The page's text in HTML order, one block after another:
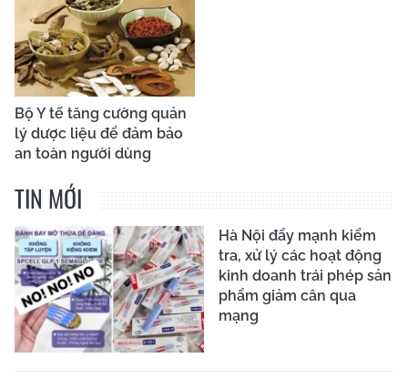
Bộ Y tế tăng cường quản
lý dược liệu để đảm bảo
an toàn người dùng
TIN MỚI
Hà Nội đẩy mạnh kiểm
tra, xử lý các hoạt động
kinh doanh trái phép sản
phẩm giảm cân qua
mạng